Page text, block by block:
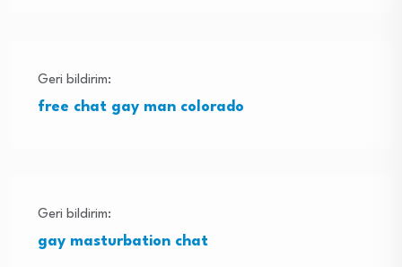
Geri bildirim:
free chat gay man colorado
Geri bildirim:
gay masturbation chat